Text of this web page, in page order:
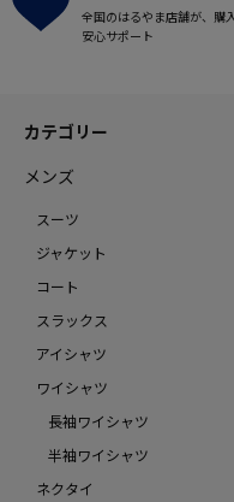
全国のはるやま店舗が、購
安心サポート
カテゴリー
メンズ
スーツ
ジャケット
コート
スラックス
アイシャツ
ワイシャツ
長袖ワイシャツ
半袖ワイシャツ
ネクタイ